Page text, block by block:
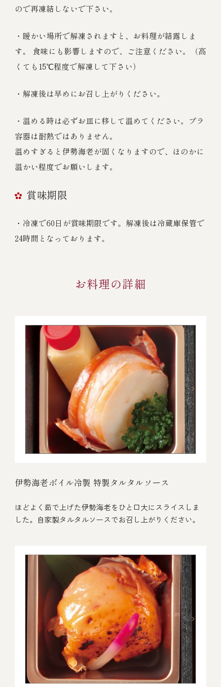
ので再凍結しないで下さい。
・暖かい場所で解凍されますと、お料理が結露しま
す。 食味にも影響しますので、ご注意ください。（高
くても15℃程度で解凍して下さい）
・解凍後は早めにお召し上がりください。
・温める時は必ずお皿に移して温めてください。プラ
容器は耐熱ではありません。
温めすぎると伊勢海老が固くなりますので、ほのかに
温かい程度でお願いします。
賞味期限
・冷凍で60日が賞味期限です。解凍後は冷蔵庫保管で
24時間となっております。
お料理の詳細
伊勢海老ボイル冷製 特製タルタルソース
ほどよく茹で上げた伊勢海老をひと口大にスライスしま
した。自家製タルタルソースでお召し上がりください。